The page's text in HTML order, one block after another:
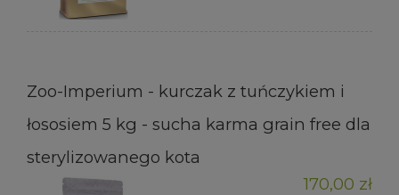
Zoo-Imperium - kurczak z tuńczykiem i
łososiem 5 kg - sucha karma grain free dla
sterylizowanego kota
170,00 zł